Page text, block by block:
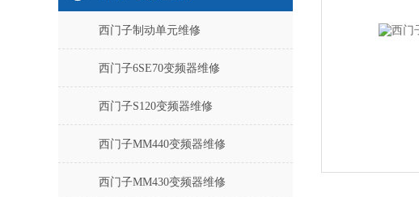
西门子制动单元维修
西门子6SE70变频器维修
西门子S120变频器维修
西门子MM440变频器维修
西门子MM430变频器维修